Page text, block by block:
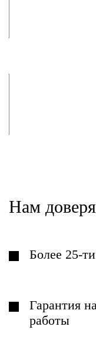
Нам
Более 25-
Гарантия
работы